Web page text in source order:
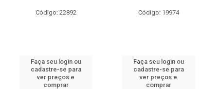
Código: 22892
Faça seu login ou
cadastre-se para
ver preços e
comprar
Código: 19974
Faça seu login ou
cadastre-se para
ver preços e
comprar